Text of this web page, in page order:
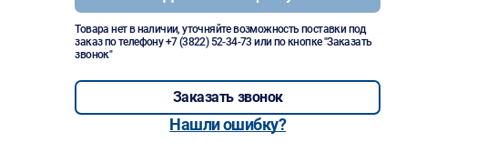
Товара нет в наличии, уточняйте возможность поставки под
заказ по телефону+7 (3822) 52-34-73 или по кнопке "Заказать
звонок"
Заказать звонок
Нашли ошибку?